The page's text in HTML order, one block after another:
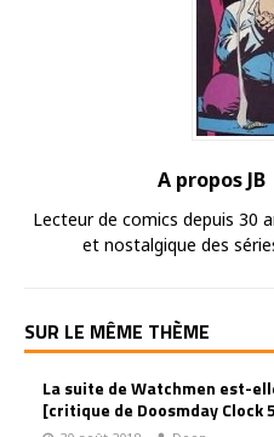
A propos JB
Lecteur de comics depuis 30
et nostalgique des
SUR LE MÊME THÈME
La suite de Watchmen est-
[critique de Doosmday Clock